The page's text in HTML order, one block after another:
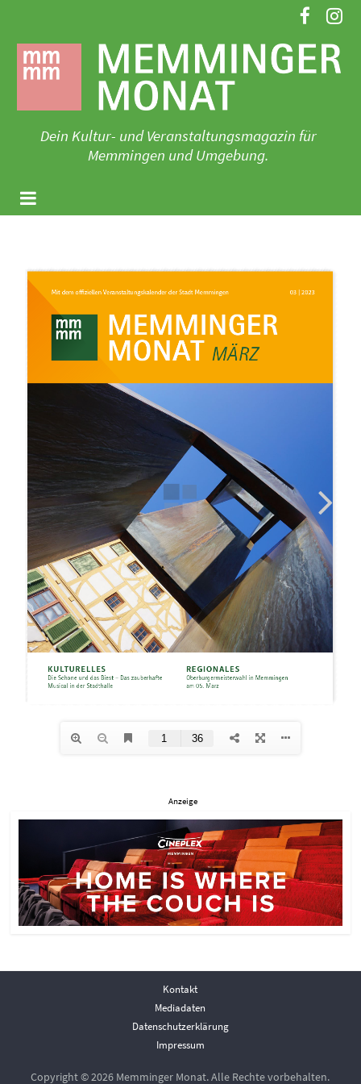
springen
Dein Kultur- und Veranstaltungsmagazin für
Memmingen und Umgebung.
Anzeige
Kontakt
Mediadaten
Datenschutzerklärung
Impressum
Copyright © 2026 Memminger Monat. Alle Rechte vorbehalten.